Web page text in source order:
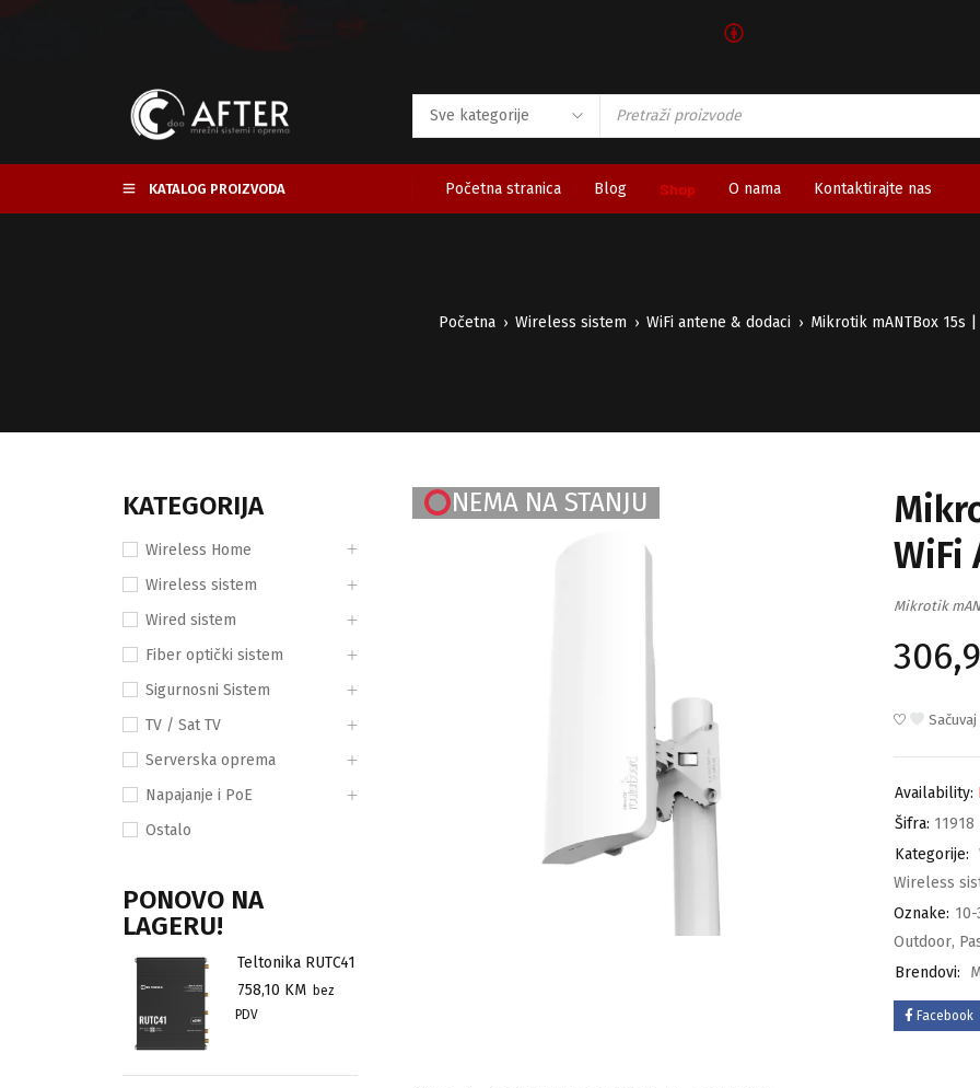
🅯
KATALOG PROIZVODA Početna stranica Blog Shop O nama Kontaktirajte nas
Početna › Wireless sistem › WiFi antene & dodaci › Mikrotik mANTBox 15s |
KATEGORIJA
Wireless Home
Wireless sistem
Wired sistem
Fiber optički sistem
Sigurnosni Sistem
TV / Sat TV
Serverska oprema
Napajanje i PoE
Ostalo
PONOVO NA
LAGERU!
Teltonika RUTC41
758,10 KM bez
PDV
NEMA NA STANJU
WiFi
Mikrotik
Sačuvaj
Availability:
Šifra: 11918
Kategorije:
Wireless
Oznake: 10-
Outdoor,
Brendovi:
Facebook